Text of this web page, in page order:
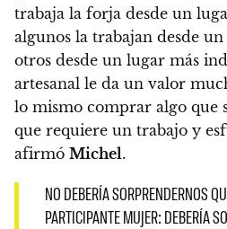
trabaja la forja desde un
algunos la trabajan desde
otros desde un lugar más
artesanal le da un valor
lo mismo comprar algo que
que requiere un trabajo y
afirmó Michel.
NO DEBERÍA SORPRENDERNOS
PARTICIPANTE MUJER: DEBERÍA